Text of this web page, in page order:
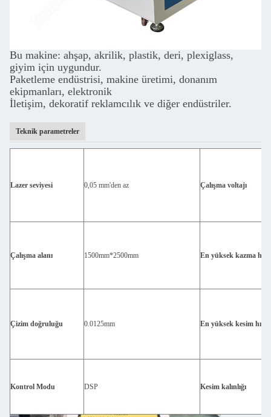
Bu makine: ahşap, akrilik, plastik, deri, plexiglass,
giyim için uygundur.
Paketleme endüstrisi, makine üretimi, donanım
ekipmanları, elektronik
İletişim, dekoratif reklamcılık ve diğer endüstriler.
Teknik parametreler
Lazer seviyesi 0,05 mm'den az Çalışma voltajı
Çalışma alanı 1500mm*2500mm En yüksek kazma hızı
Çizim doğruluğu 0.0125mm En yüksek kesim hızı
Kontrol Modu DSP Kesim kalınlığı